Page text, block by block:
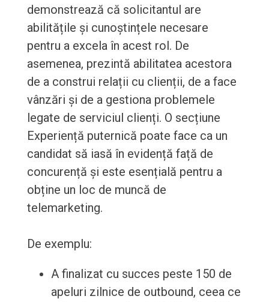
demonstrează că solicitantul are
abilitățile și cunoștințele necesare
pentru a excela în acest rol. De
asemenea, prezintă abilitatea acestora
de a construi relații cu clienții, de a face
vânzări și de a gestiona problemele
legate de serviciul clienți. O secțiune
Experiență puternică poate face ca un
candidat să iasă în evidență față de
concurență și este esențială pentru a
obține un loc de muncă de
telemarketing.
De exemplu:
A finalizat cu succes peste 150 de
apeluri zilnice de outbound, ceea ce